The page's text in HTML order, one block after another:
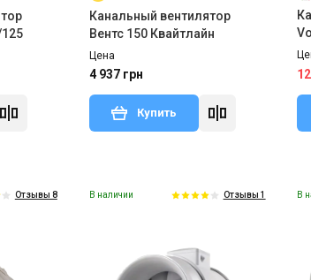
Канальный вентилятор
Вентс 150 Квайтлайн
Цена
4 937 грн
Купить
Отзывы 8 В наличии Отзывы 1 В